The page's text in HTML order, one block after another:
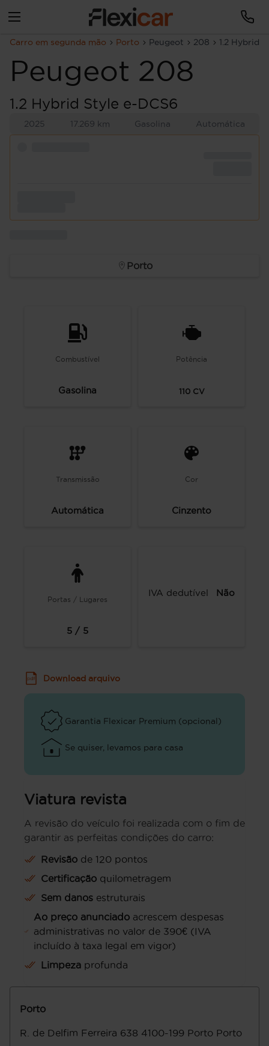
Carro em segunda mão Porto Peugeot 208 1.2 Hybrid
Peugeot 208
1.2 Hybrid Style e-DCS6
2025 17.269 km Gasolina Automática
Porto
Combustível
Gasolina
Potência
110CV
Transmissão
Automática
Cor
Cinzento
Portas / Lugares
5 / 5
IVA dedutível Não
Download arquivo
Garantia Flexicar Premium (opcional)
Se quiser, levamos para casa
Viatura revista
A revisão do veículo foi realizada com o fim de
garantir as perfeitas condições do carro:
Revisão de 120 pontos
Certificação quilometragem
Sem danos estruturais
Ao preço anunciado acrescem despesas
administrativas no valor de 390€ (IVA
incluído à taxa legal em vigor)
Limpeza profunda
Porto
R. de Delfim Ferreira 638 4100-199 Porto Porto